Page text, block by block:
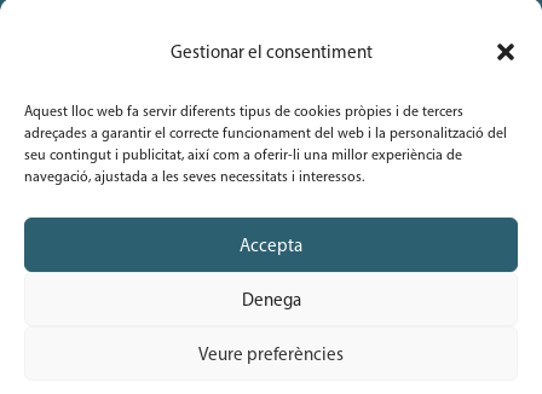
Gestionar el consentiment
Aquest lloc web fa servir diferents tipus de cookies pròpies i de tercers
adreçades a garantir el correcte funcionament del web i la personalització del
seu contingut i publicitat, així com a oferir-li una millor experiència de
navegació, ajustada a les seves necessitats i interessos.
Accepta
Denega
Veure preferències
Avís legal
Política de Privacitat i Cookies